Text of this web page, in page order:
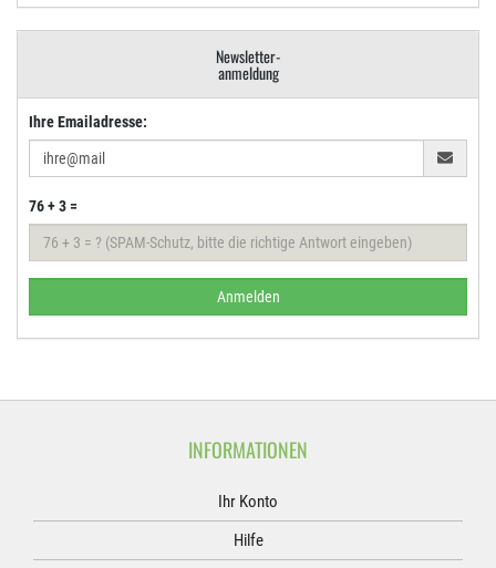
Newsletter-
anmeldung
Ihre Emailadresse:
76 + 3 =
Anmelden
INFORMATIONEN
Ihr Konto
Hilfe